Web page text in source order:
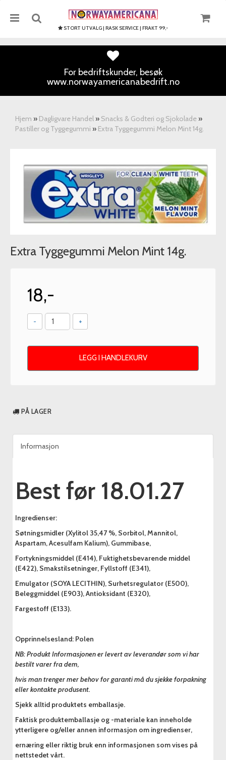
STORT UTVALG | RASK SERVICE | FRAKT 99,-
For bedriftskunder, besøk
www.norwayamericanabedrift.no
Hjem » Dagligvare Handel » Snacks & Godteri og Sjokolade »
Pastiller og Tyggegummi » Extra Tyggegummi Melon Mint 14g.
Extra Tyggegummi Melon Mint 14g.
18,-
- +
LEGG I HANDLEKURV
PÅ LAGER
Informasjon
Best før 18.01.27
Ingredienser:
Søtningsmidler (Xylitol 35,47 %, Sorbitol, Mannitol,
Aspartam, Acesulfam Kalium), Gummibase,
Fortykningsmiddel (E414), Fuktighetsbevarende middel
(E422), Smakstilsetninger, Fyllstoff (E341),
Emulgator (SOYA LECITHIN), Surhetsregulator (E500),
Beleggmiddel (E903), Antioksidant (E320),
Fargestoff (E133).
Opprinnelsesland: Polen
NB: Produkt Informasjonen er levert av leverandør som vi har
bestilt varer fra dem,
hvis man trenger mer behov for garanti må du sjekke forpakning
eller kontakte produsent.
Sjekk alltid produktets emballasje.
Faktisk produktemballasje og -materiale kan inneholde
ytterligere og/eller annen informasjon om ingredienser,
ernæring eller riktig bruk enn informasjonen som vises på
nettstedet vårt.